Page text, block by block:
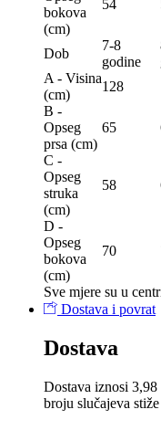
bokova
(сm)
54
Dob
7-8
godine
A - Visina
(сm)
128
B -
Opseg
prsa (сm)
65
C -
Opseg
struka
(сm)
58
D -
Opseg
bokova
(сm)
70
Sve mjere su u
Dostava i povrat
Dostava
Dostava iznosi
broju slučajeva